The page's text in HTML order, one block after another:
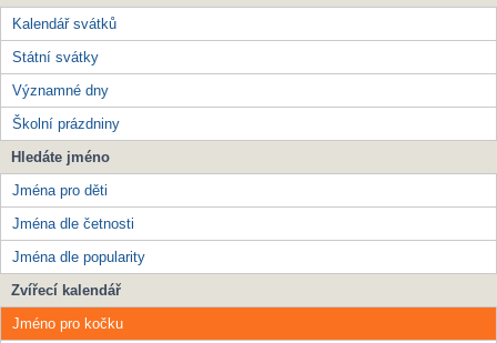
Kalendář svátků
Státní svátky
Významné dny
Školní prázdniny
Hledáte jméno
Jména pro děti
Jména dle četnosti
Jména dle popularity
Zvířecí kalendář
Jméno pro kočku